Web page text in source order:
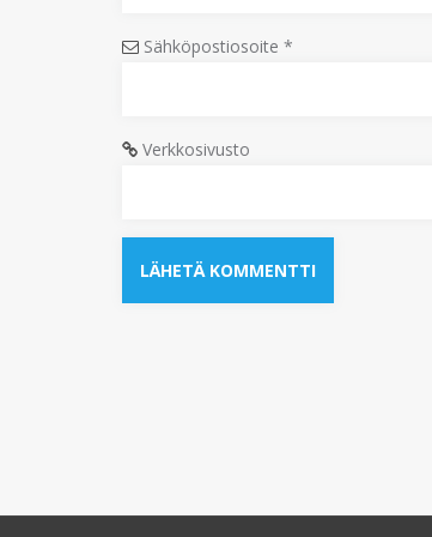
Sähköpostiosoite *
Verkkosivusto